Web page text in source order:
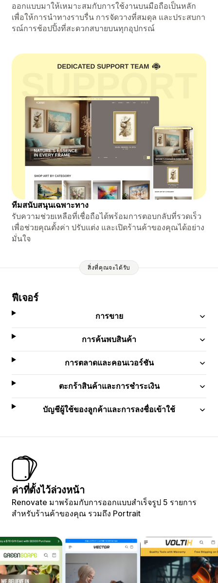
ออกแบบมาให้เหมาะสมกับการใช้งานบนมือถือเป็นหลัก
เพื่อให้การนำทางราบรื่น การจัดวางที่สมดุล และประสบกา
รณ์การช้อปปิ้งที่สะดวกสบายบนทุกอุปกรณ์
ทีมสนับสนุนเฉพาะทาง
รับความช่วยเหลือที่เชื่อถือได้พร้อมการตอบกลับที่รวดเร็ว
เพื่อช่วยคุณตั้งค่า ปรับแต่ง และเปิดร้านค้าของคุณได้อย่าง
มั่นใจ
สิ่งที่คุณจะได้รับ
ฟีเจอร์
การขาย
การค้นพบสินค้า
การตลาดและคอนเวอร์ชัน
ตะกร้าสินค้าและการชำระเงิน
บัญชีผู้ใช้ของลูกค้าและการลงชื่อเข้าใช้
ค่าที่ตั้งไว้ล่วงหน้า
Renovate มาพร้อมกับการออกแบบสำเร็จรูป 5 รายการ
สำหรับร้านค้าของคุณ รวมถึง Portrait